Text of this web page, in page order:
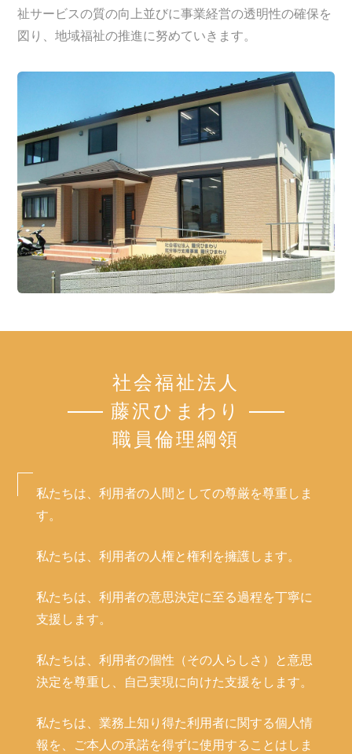
祉サービスの質の向上並びに事業経営の透明性の確保を
図り、地域福祉の推進に努めていきます。
社会福祉法人
藤沢ひまわり
職員倫理綱領
私たちは、利用者の人間としての尊厳を尊重しま
す。
私たちは、利用者の人権と権利を擁護します。
私たちは、利用者の意思決定に至る過程を丁寧に
支援します。
私たちは、利用者の個性（その人らしさ）と意思
決定を尊重し、自己実現に向けた支援をします。
私たちは、業務上知り得た利用者に関する個人情
報を、ご本人の承諾を得ずに使用することはしま